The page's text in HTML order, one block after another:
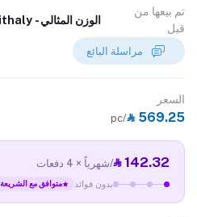
تم بيعها من
قبل
الوزن المثالي - Alwazn Almithaly
السعر
‎⃁ 569.25
/pc
‎⃁ 142.32/شهرياً × 4 دفعات
بدون فوائد متوافق مع الشريعة